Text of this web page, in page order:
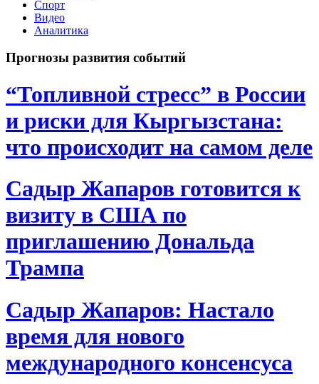
Спорт
Видео
Аналитика
Прогнозы развития событий
“Топливной стресс” в России
и риски для Кыргызстана:
что происходит на самом деле
Садыр Жапаров готовится к
визиту в США по
приглашению Дональда
Трампа
Садыр Жапаров: Настало
время для нового
международного консенсуса